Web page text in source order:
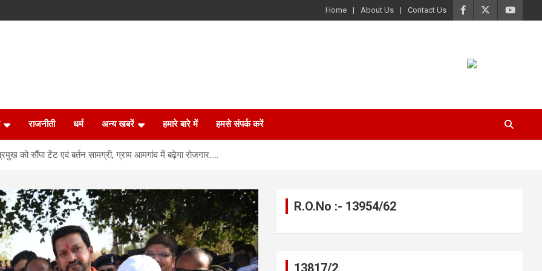
Home About Us Contact Us
राजनीती धर्म अन्य खबरें हमारे बारे में हमसे संपर्क करें
को सौंपा टेंट एवं बर्तन सामग्री, ग्राम आमगांव में बढ़ेगा रोजगार…..
R.O.No :- 13954/62
13817/2